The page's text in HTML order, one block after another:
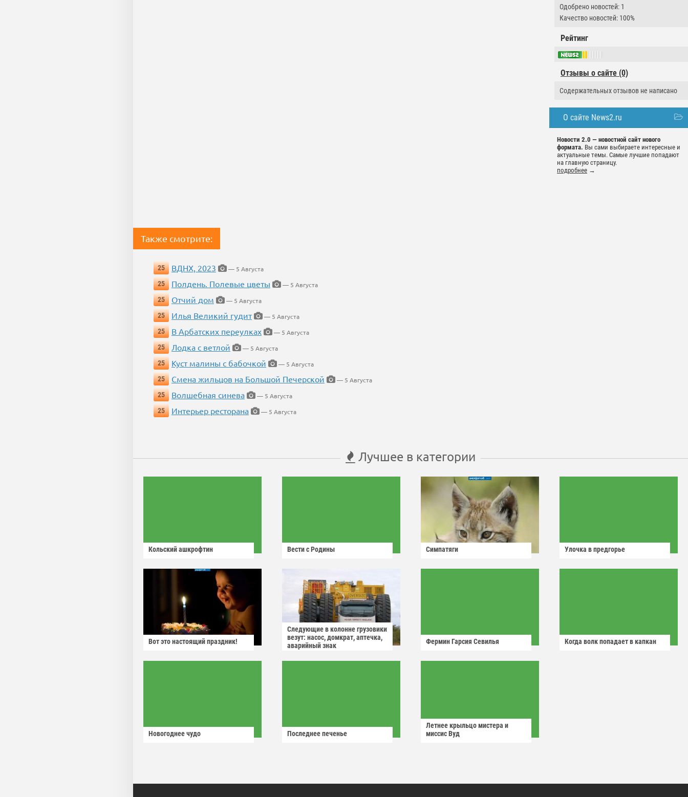
Одобрено новостей: 1
Качество новостей: 100%
Рейтинг
Отзывы о сайте (0)
Содержательных отзывов не написано
О сайте News2.ru
Новости 2.0 — новостной сайт нового
формата. Вы сами выбираете интересные и
актуальные темы. Самые лучшие попадают
на главную страницу.
подробнее →
Также смотрите:
25 ВДНХ, 2023
— 5 Августа
25
Полдень. Полевые цветы
— 5 Августа
25
Отчий дом
— 5 Августа
25
Илья Великий гудит
— 5 Августа
25
В Арбатских переулках
— 5 Августа
25
Лодка с ветлой
— 5 Августа
25
Куст малины с бабочкой
— 5 Августа
25
Смена жильцов на Большой Печерской
— 5 Августа
25
Волшебная синева
— 5 Августа
25
Интерьер ресторана — 5 Августа
Лучшее в категории
Кольский ашкрофтин Вести с Родины Симпатяги Улочка в предгорье
Вот это настоящий праздник!
Следующие в колонне грузовики
везут: насос, домкрат, аптечка,
аварийный знак
Фермин Гарсия Севилья Когда волк попадает в капкан
Новогоднее чудо Последнее печенье
Летнее крыльцо мистера и
миссис Вуд